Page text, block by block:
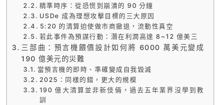
精準時序：從恐慌到崩潰的 90 分鐘
USDe 成為理想攻擊目標的三大原因
5:20 的清算迫使做市商撤退，流動性真空
若此事件為預謀行動：潛在利潤高達 8~12 億美三
三部曲：預言機餵價設計如何將 6000 萬美元變成
190 億美元的災難
當預言機的即時、準確變成自我毀滅
2025：同樣的錯，更大的規模
190 億大清算並非新伎倆，過去五年業界沒學到教
訓